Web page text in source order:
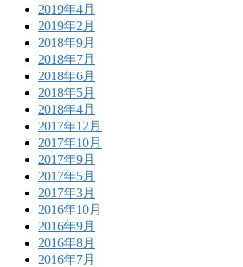
2019年4月
2019年2月
2018年9月
2018年7月
2018年6月
2018年5月
2018年4月
2017年12月
2017年10月
2017年9月
2017年5月
2017年3月
2016年10月
2016年9月
2016年8月
2016年7月